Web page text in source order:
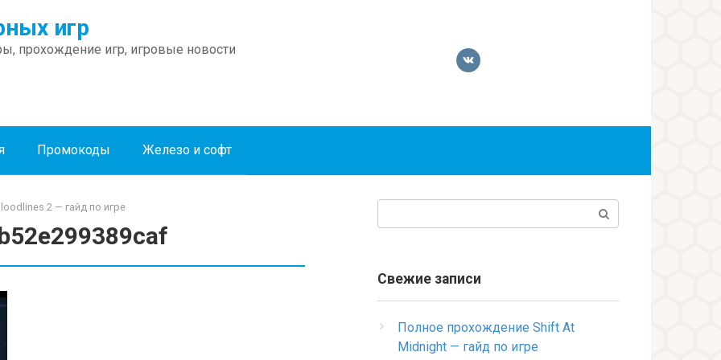
игр
прохождение игр, игровые новости
Промокоды Железо и софт
2 — гайд по игре
Свежие записи
Полное прохождение Shift At
Midnight — гайд по игре